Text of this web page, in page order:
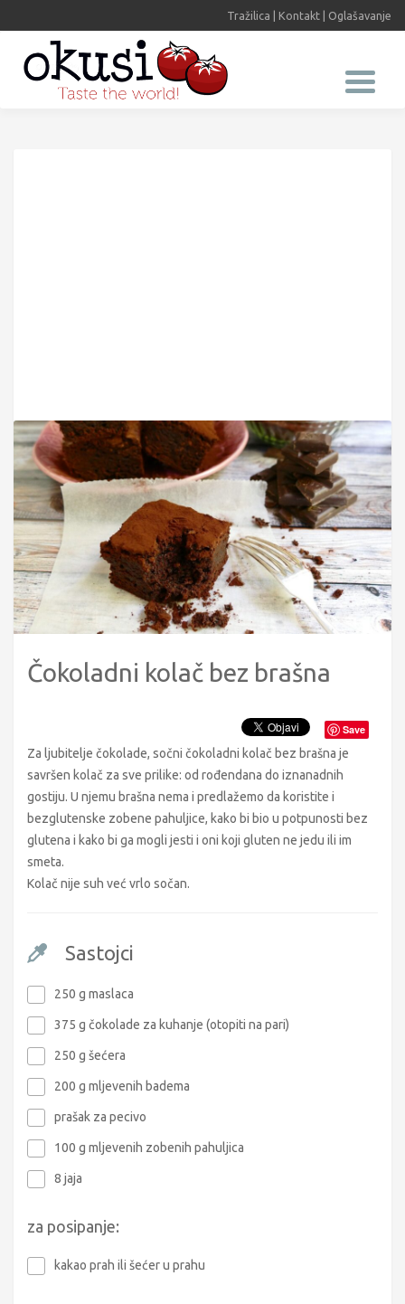
Tražilica Kontakt Oglašavanje
Čokoladni kolač bez brašna
Save
Za ljubitelje čokolade, sočni čokoladni kolač bez brašna je
savršen kolač za sve prilike: od rođendana do iznanadnih
gostiju. U njemu brašna nema i predlažemo da koristite i
bezglutenske zobene pahuljice, kako bi bio u potpunosti bez
glutena i kako bi ga mogli jesti i oni koji gluten ne jedu ili im
smeta.
Kolač nije suh već vrlo sočan.
Sastojci
250 g maslaca
375 g čokolade za kuhanje (otopiti na pari)
250 g šećera
200 g mljevenih badema
prašak za pecivo
100 g mljevenih zobenih pahuljica
8 jaja
za posipanje:
kakao prah ili šećer u prahu